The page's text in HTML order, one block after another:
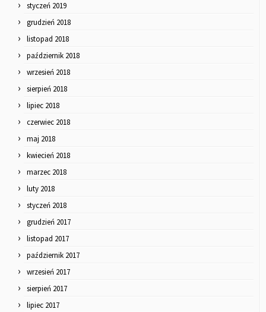
styczeń 2019
grudzień 2018
listopad 2018
październik 2018
wrzesień 2018
sierpień 2018
lipiec 2018
czerwiec 2018
maj 2018
kwiecień 2018
marzec 2018
luty 2018
styczeń 2018
grudzień 2017
listopad 2017
październik 2017
wrzesień 2017
sierpień 2017
lipiec 2017